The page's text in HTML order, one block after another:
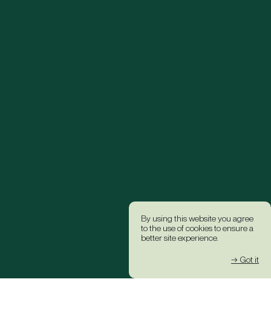
By using this website you agree
to the use of cookies to ensure a
better site experience.
→ Got it